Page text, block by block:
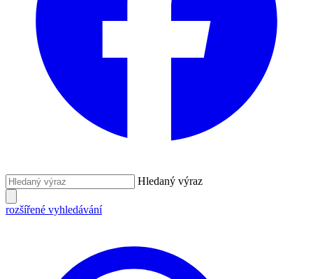
Hledaný výraz
rozšířené vyhledávání